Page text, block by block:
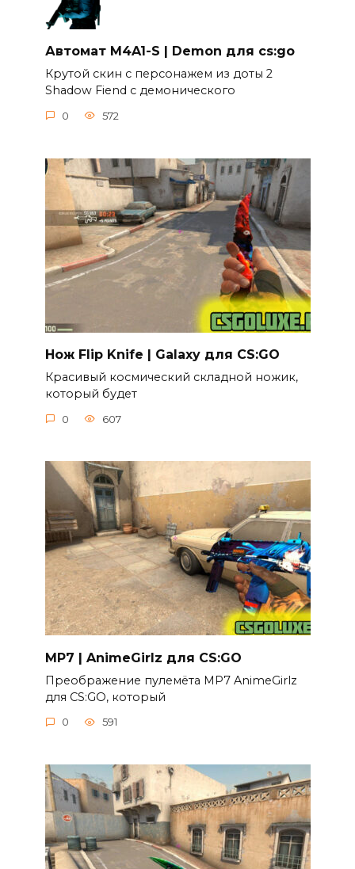
Автомат M4A1-S | Demon для cs:go
Крутой скин c персонажем из доты 2
Shadow Fiend c демонического
0 572
Нож Flip Knife | Galaxy для CS:GO
Красивый космический складной ножик,
который будет
0 607
MP7 | AnimeGirlz для CS:GO
Преображение пулемёта MP7 AnimeGirlz
для CS:GO, который
0 591